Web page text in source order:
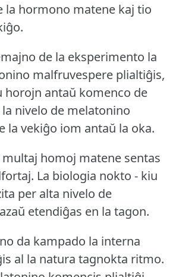
la hormono matene kaj tio
de la eksperimento la
malfruvespere plialtiĝis,
antaŭ komenco de
nivelo de melatonino
la vekiĝo iom antaŭ la oka.
homoj matene sentas
La biologia nokto - kiu
per alta nivelo de
etendiĝas en la tagon.
da kampado la interna
al la natura tagnokta ritmo.